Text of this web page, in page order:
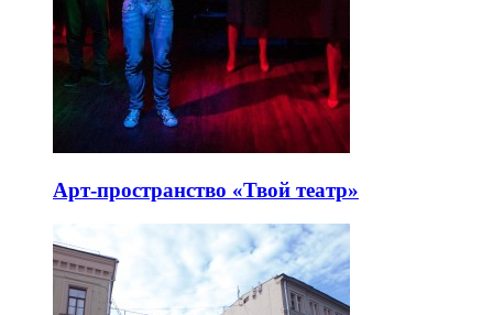
Арт-пространство «Твой театр»